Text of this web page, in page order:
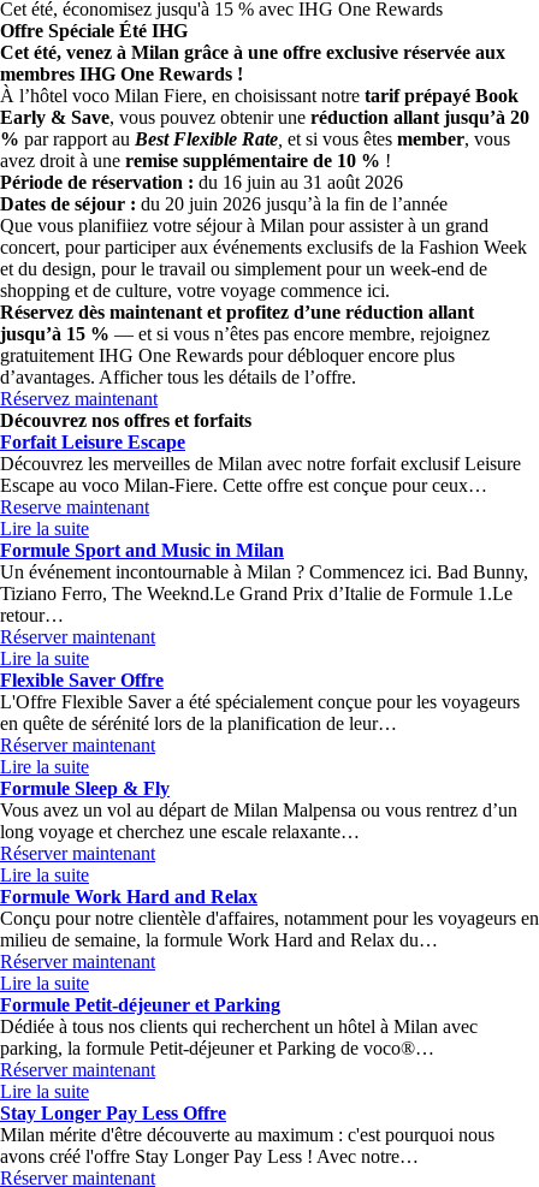
Cet été, économisez jusqu'à 15 % avec IHG One Rewards
Offre Spéciale Été IHG
Cet été, venez à Milan grâce à une offre exclusive réservée aux
membres IHG One Rewards !
À l’hôtel voco Milan Fiere, en choisissant notre tarif prépayé Book
Early & Save, vous pouvez obtenir une réduction allant jusqu’à 20
% par rapport au Best Flexible Rate et si vous êtes member, vous
avez droit à une remise supplémentaire de 10 % !
Période de réservation : du 16 juin au 31 août 2026
Dates de séjour : du 20 juin 2026 jusqu’à la fin de l’année
Que vous planifiiez votre séjour à Milan pour assister à un grand
concert, pour participer aux événements exclusifs de la Fashion Week
et du design, pour le travail ou simplement pour un week-end de
shopping et de culture, votre voyage commence ici.
Réservez dès maintenant et profitez d’une réduction allant
jusqu’à 15 % — et si vous n’êtes pas encore membre, rejoignez
gratuitement IHG One Rewards pour débloquer encore plus
d’avantages. Afficher tous les détails de l’offre.
Réservez maintenant
Découvrez nos offres et forfaits
Forfait Leisure Escape
Découvrez les merveilles de Milan avec notre forfait exclusif Leisure
Escape au voco Milan-Fiere. Cette offre est conçue pour ceux…
Reserve maintenant
Lire la suite
Formule Sport and Music in Milan
Un événement incontournable à Milan ? Commencez ici. Bad Bunny,
Tiziano Ferro, The Weeknd.Le Grand Prix d’Italie de Formule 1.Le
retour…
Réserver maintenant
Lire la suite
Flexible Saver Offre
L'Offre Flexible Saver a été spécialement conçue pour les voyageurs
en quête de sérénité lors de la planification de leur…
Réserver maintenant
Lire la suite
Formule Sleep & Fly
Vous avez un vol au départ de Milan Malpensa ou vous rentrez d’un
long voyage et cherchez une escale relaxante…
Réserver maintenant
Lire la suite
Formule Work Hard and Relax
Conçu pour notre clientèle d'affaires, notamment pour les voyageurs en
milieu de semaine, la formule Work Hard and Relax du…
Réserver maintenant
Lire la suite
Formule Petit-déjeuner et Parking
Dédiée à tous nos clients qui recherchent un hôtel à Milan avec
parking, la formule Petit-déjeuner et Parking de voco®…
Réserver maintenant
Lire la suite
Stay Longer Pay Less Offre
Milan mérite d'être découverte au maximum : c'est pourquoi nous
avons créé l'offre Stay Longer Pay Less ! Avec notre…
Réserver maintenant